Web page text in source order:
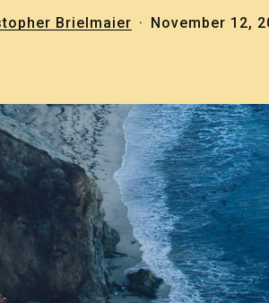
Brielmaier November 12,